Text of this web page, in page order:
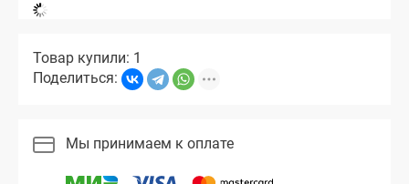
Товар купили: 1
Поделиться:
Мы принимаем к оплате